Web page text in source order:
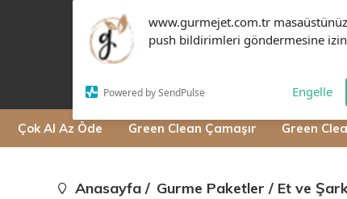
www.gurmejet.com.tr
push bildirimleri göndermesine
Powered by SendPulse Engelle
Çok Al Az Öde Green Clean Çamaşır Green
Anasayfa Gurme Paketler Et ve